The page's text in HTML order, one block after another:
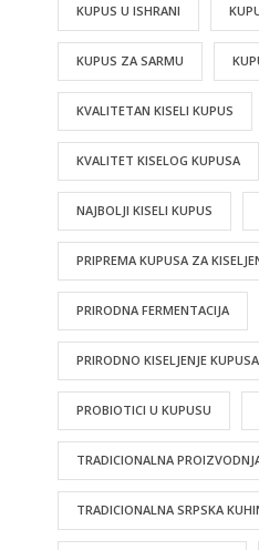
KUPUS U ISHRANI
KUPUS ZA SARMU
KVALITETAN KISELI KUPUS
KVALITET KISELOG KUPUSA
NAJBOLJI KISELI KUPUS
PRIPREMA KUPUSA ZA
PRIRODNA FERMENTACIJA
PRIRODNO KISELJENJE KUPUSA
PROBIOTICI U KUPUSU
TRADICIONALNA
TRADICIONALNA SRPSKA